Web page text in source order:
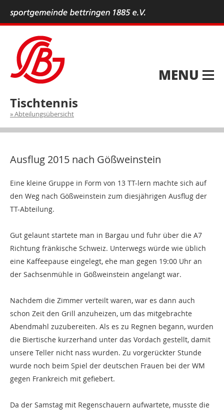
MENU
Tischtennis
Abteilungsübersicht
Ausflug 2015 nach Gößweinstein
Eine kleine Gruppe in Form von 13 TT-lern machte sich auf
den Weg nach Gößweinstein zum diesjährigen Ausflug der
TT-Abteilung.
Gut gelaunt startete man in Bargau und fuhr über die A7
Richtung fränkische Schweiz. Unterwegs würde wie üblich
eine Kaffeepause eingelegt, ehe man gegen 19:00 Uhr an
der Sachsenmühle in Gößweinstein angelangt war.
Nachdem die Zimmer verteilt waren, war es dann auch
schon Zeit den Grill anzuheizen, um das mitgebrachte
Abendmahl zuzubereiten. Als es zu Regnen begann, wurden
die Biertische kurzerhand unter das Vordach gestellt, damit
unsere Teller nicht nass wurden. Zu vorgerückter Stunde
wurde noch beim Spiel der deutschen Frauen bei der WM
gegen Frankreich mit gefiebert.
Da der Samstag mit Regenschauern aufwartete, musste die